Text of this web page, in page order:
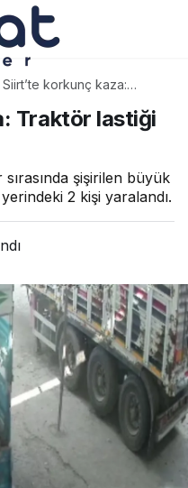
Siirt’te korkunç kaza:
patladı
Traktör lastiği
şişirilen büyük
2 kişi yaralandı.